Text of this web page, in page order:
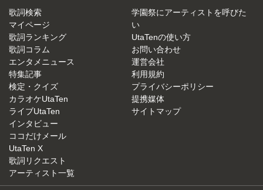
歌詞検索
マイページ
歌詞ランキング
歌詞コラム
エンタメニュース
特集記事
検定・クイズ
カラオケUtaTen
ライブUtaTen
インタビュー
ココだけメール
UtaTen X
歌詞リクエスト
アーティスト一覧
学園祭にアーティストを呼びた
い
UtaTenの使い方
お問い合わせ
運営会社
利用規約
プライバシーポリシー
提携媒体
サイトマップ